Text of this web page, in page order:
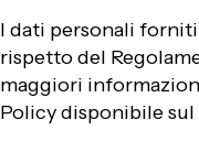
I dati personali
rispetto del
maggiori
Policy disponibile sul